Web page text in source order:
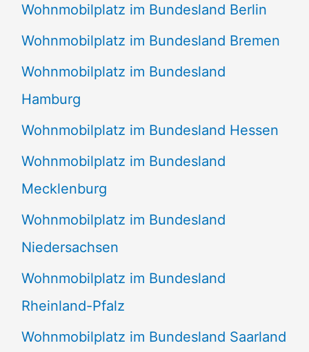
Wohnmobilplatz im Bundesland Berlin
Wohnmobilplatz im Bundesland Bremen
Wohnmobilplatz im Bundesland
Hamburg
Wohnmobilplatz im Bundesland Hessen
Wohnmobilplatz im Bundesland
Mecklenburg
Wohnmobilplatz im Bundesland
Niedersachsen
Wohnmobilplatz im Bundesland
Rheinland-Pfalz
Wohnmobilplatz im Bundesland Saarland